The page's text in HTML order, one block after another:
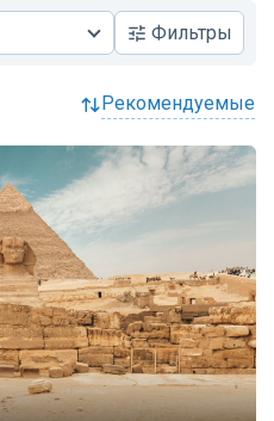
Фильтры
рекомендуемые